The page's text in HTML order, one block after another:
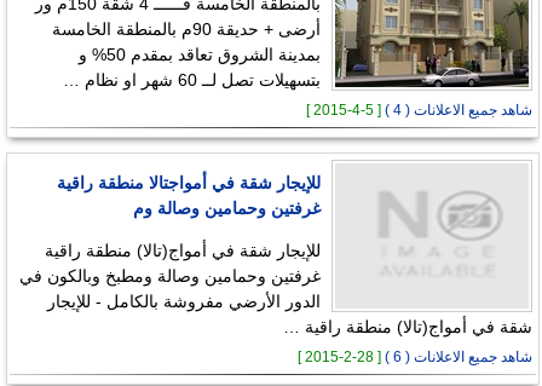
أرضى + حديقة 90م بالمنطقة الخامسة
بمدينة الشروق تعاقد بمقدم 50% و
بتسهيلات تصل لــ 60 شهر او نظام …
شاهد جميع الاعلانات ( 4 ) [ 5-4-2015 ]
للإيجار شقة في أمواجتالا منطقة راقية
غرفتين وحمامين وصالة وم
للإيجار شقة في أمواج(تالا) منطقة راقية
غرفتين وحمامين وصالة ومطبخ وبالكون في
الدور الأرضي مفروشة بالكامل - للإيجار
شقة في أمواج(تالا) منطقة راقية …
شاهد جميع الاعلانات ( 6 ) [ 28-2-2015 ]